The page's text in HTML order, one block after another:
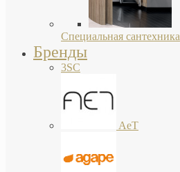
Специальная сантехника
Бренды
3SC
AeT